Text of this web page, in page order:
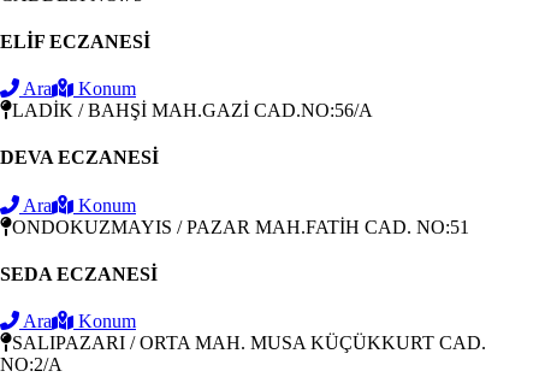
ELİF ECZANESİ
Ara
Konum
LADİK / BAHŞİ MAH.GAZİ CAD.NO:56/A
DEVA ECZANESİ
Ara
Konum
ONDOKUZMAYIS / PAZAR MAH.FATİH CAD. NO:51
SEDA ECZANESİ
Ara
Konum
SALIPAZARI / ORTA MAH. MUSA KÜÇÜKKURT CAD.
NO:2/A